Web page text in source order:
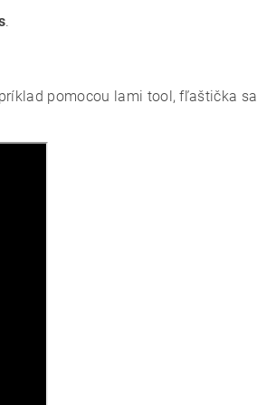
.
pomocou lami tool, fľaštička sa